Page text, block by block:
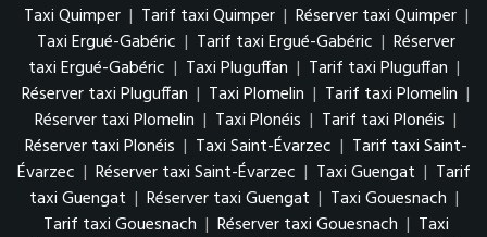
Taxi Quimper | Tarif taxi Quimper | Réserver taxi Quimper |
Taxi Ergué-Gabéric | Tarif taxi Ergué-Gabéric | Réserver
taxi Ergué-Gabéric | Taxi Pluguffan | Tarif taxi Pluguffan |
Réserver taxi Pluguffan | Taxi Plomelin | Tarif taxi Plomelin |
Réserver taxi Plomelin | Taxi Plonéis | Tarif taxi Plonéis |
Réserver taxi Plonéis | Taxi Saint-Évarzec | Tarif taxi Saint-
Évarzec | Réserver taxi Saint-Évarzec | Taxi Guengat | Tarif
taxi Guengat | Réserver taxi Guengat | Taxi Gouesnach |
Tarif taxi Gouesnach | Réserver taxi Gouesnach | Taxi